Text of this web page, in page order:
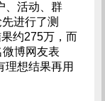
、活动、群
进行了测
约275万，而
博网友表
理想结果再用